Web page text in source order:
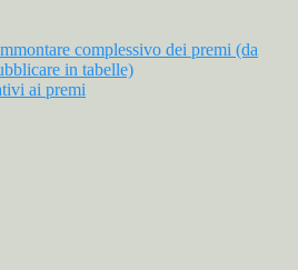
complessivo dei premi (da
in tabelle)
ai premi